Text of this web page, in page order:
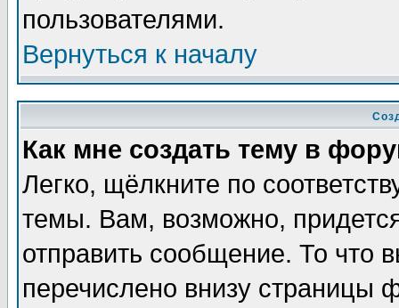
пользователями.
Вернуться к началу
Как мне создать тему в
Легко, щёлкните по
темы. Вам, возможно,
отправить сообщение. То что
перечислено внизу страницы